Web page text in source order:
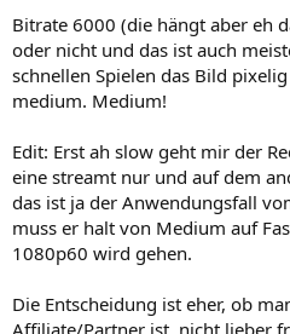
Bitrate 6000 (die hängt aber eh
oder nicht und das ist auch
schnellen Spielen das Bild
medium. Medium!
Edit: Erst ah slow geht mir der
eine streamt nur und auf dem
das ist ja der Anwendungsfall
muss er halt von Medium auf
1080p60 wird gehen.
Die Entscheidung ist eher, ob
Affiliate/Partner ist, nicht lieber